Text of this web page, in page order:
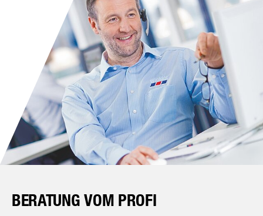
BERATUNG VOM PROFI